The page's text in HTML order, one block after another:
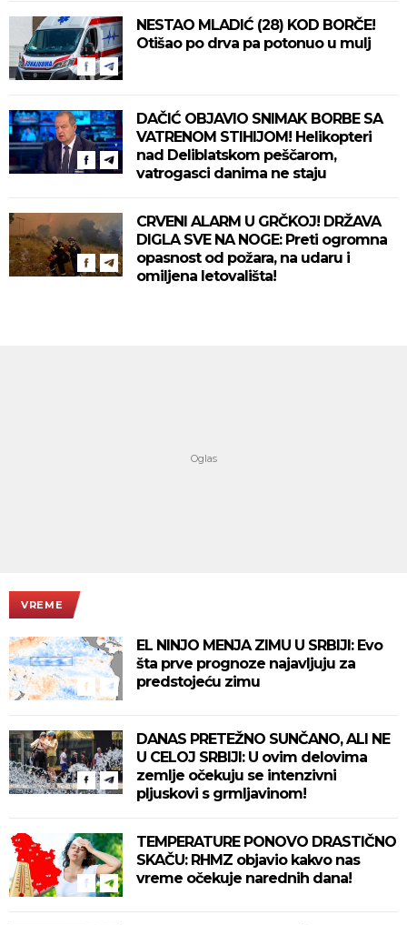
NESTAO MLADIĆ (28) KOD BORČE!
Otišao po drva pa potonuo u mulj
DAČIĆ OBJAVIO SNIMAK BORBE SA
VATRENOM STIHIJOM! Helikopteri
nad Deliblatskom peščarom,
vatrogasci danima ne staju
CRVENI ALARM U GRČKOJ! DRŽAVA
DIGLA SVE NA NOGE: Preti ogromna
opasnost od požara, na udaru i
omiljena letovališta!
VREME
EL NINJO MENJA ZIMU U SRBIJI: Evo
šta prve prognoze najavljuju za
predstojeću zimu
DANAS PRETEŽNO SUNČANO, ALI NE
U CELOJ SRBIJI: U ovim delovima
zemlje očekuju se intenzivni
pljuskovi s grmljavinom!
TEMPERATURE PONOVO DRASTIČNO
SKAČU: RHMZ objavio kakvo nas
vreme očekuje narednih dana!